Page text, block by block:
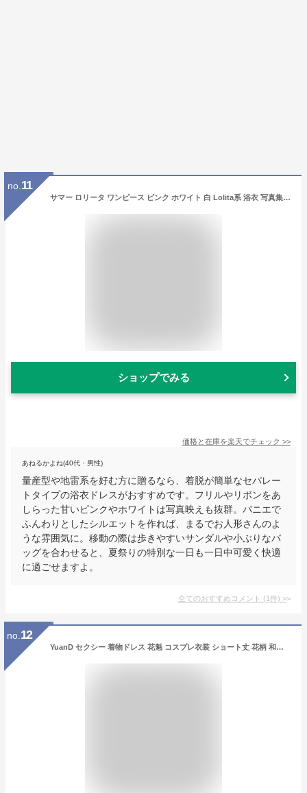
no. 11
サマー ロリータ ワンピース ピンク ホワイト 白 Lolita系 浴衣 写真集 浴衣ドレス ロリータ ドレス 和風 ワンピース jsk 萌え レディー
ショップでみる
価格と在庫を楽天でチェック >>
あねるかよね(40代・男性)
量産型や地雷系を好む方に贈るなら、着脱が簡単なセパレー
トタイプの浴衣ドレスがおすすめです。フリルやリボンをあ
しらった甘いピンクやホワイトは写真映えも抜群。パニエで
ふんわりとしたシルエットを作れば、まるでお人形さんのよ
うな雰囲気に。移動の際は歩きやすいサンダルや小ぶりなバ
ッグを合わせると、夏祭りの特別な一日も一日中可愛く快適
に過ごせますよ。
全てのおすすめコメント (1件) >
no. 12
YuanD セクシー 着物ドレス 花魁 コスプレ衣装 ショート丈 花柄 和服 コスチューム 浴衣 ナイトドレス (黒)